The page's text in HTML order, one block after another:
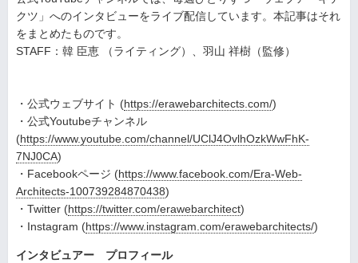
クツ」へのインタビューをライブ配信しています。本記事はそれ
をまとめたものです。
STAFF：韓 臣恵 （ライティング）、羽山 祥樹（監修）
・公式ウェブサイト (https://erawebarchitects.com/)
・公式Youtubeチャンネル
(https://www.youtube.com/channel/UClJ4OvlhOzkWwFhK-
7NJ0CA)
・Facebookページ (https://www.facebook.com/Era-Web-
Architects-100739284870438)
・Twitter (https://twitter.com/erawebarchitect)
・Instagram (https://www.instagram.com/erawebarchitects/)
インタビュアー プロフィール